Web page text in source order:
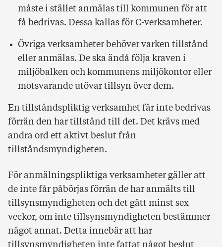
måste i stället anmälas till kommunen för att
få bedrivas. Dessa kallas för C-verksamheter.
Övriga verksamheter behöver varken tillstånd
eller anmälas. De ska ändå följa kraven i
miljöbalken och kommunens miljökontor eller
motsvarande utövar tillsyn över dem.
En tillståndspliktig verksamhet får inte bedrivas
förrän den har tillstånd till det. Det krävs med
andra ord ett aktivt beslut från
tillståndsmyndigheten.
För anmälningspliktiga verksamheter gäller att
de inte får påbörjas förrän de har anmälts till
tillsynsmyndigheten och det gått minst sex
veckor, om inte tillsynsmyndigheten bestämmer
något annat. Detta innebär att har
tillsynsmyndigheten inte fattat något beslut